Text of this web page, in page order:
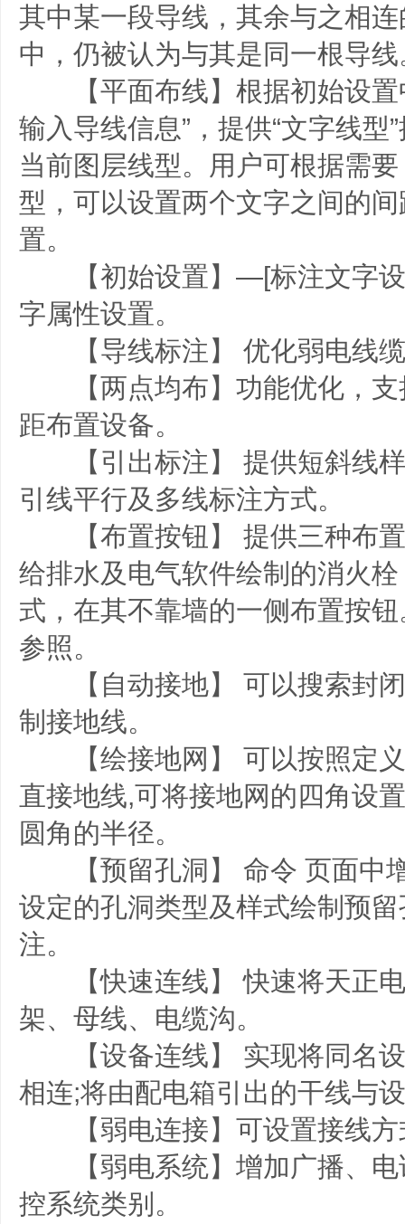
其中某一段导线，其余与之相
中，仍被认为与其是同一根导线
【平面布线】根据初始设置
输入导线信息”，提供“文字线型
当前图层线型。用户可根据需
型，可以设置两个文字之间的
置。
【初始设置】—[标注文字设
字属性设置。
【导线标注】 优化弱电线缆
【两点均布】功能优化，支
距布置设备。
【引出标注】 提供短斜线样
引线平行及多线标注方式。
【布置按钮】 提供三种布置
给排水及电气软件绘制的消火
式，在其不靠墙的一侧布置按
参照。
【自动接地】 可以搜索封闭
制接地线。
【绘接地网】 可以按照定义
直接地线,可将接地网的四角设
圆角的半径。
【预留孔洞】 命令 页面中
设定的孔洞类型及样式绘制预
注。
【快速连线】 快速将天正电
架、母线、电缆沟。
【设备连线】 实现将同名设
相连;将由配电箱引出的干线与
【弱电连接】可设置接线方
【弱电系统】增加广播、电
控系统类别。